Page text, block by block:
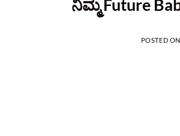
ನಿಮ್ಮ Future
POSTED ON